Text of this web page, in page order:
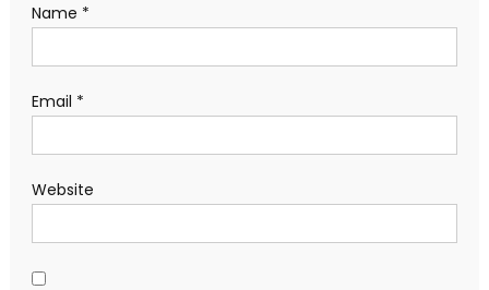
Name *
Email *
Website